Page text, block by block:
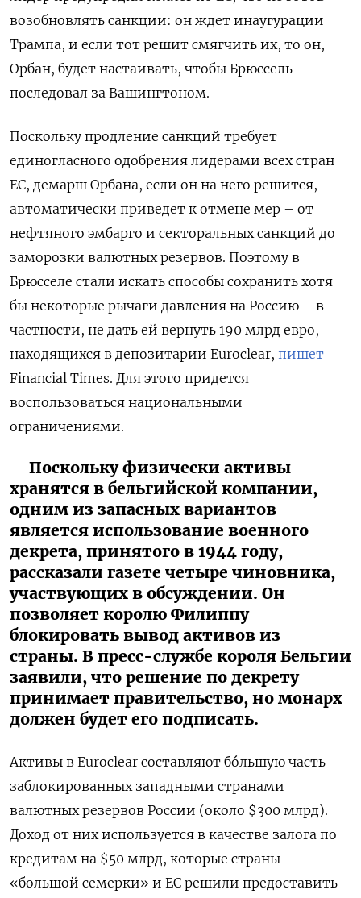
возобновлять санкции: он ждет инаугурации
Трампа, и если тот решит смягчить их, то он,
Орбан, будет настаивать, чтобы Брюссель
последовал за Вашингтоном.
Поскольку продление санкций требует
единогласного одобрения лидерами всех стран
ЕС, демарш Орбана, если он на него решится,
автоматически приведет к отмене мер – от
нефтяного эмбарго и секторальных санкций до
заморозки валютных резервов. Поэтому в
Брюсселе стали искать способы сохранить хотя
бы некоторые рычаги давления на Россию – в
частности, не дать ей вернуть 190 млрд евро,
находящихся в депозитарии Euroclear, пишет
Financial Times. Для этого придется
воспользоваться национальными
ограничениями.
Поскольку физически активы
хранятся в бельгийской компании,
одним из запасных вариантов
является использование военного
декрета, принятого в 1944 году,
рассказали газете четыре чиновника,
участвующих в обсуждении. Он
позволяет королю Филиппу
блокировать вывод активов из
страны. В пресс-службе короля Бельгии
заявили, что решение по декрету
принимает правительство, но монарх
должен будет его подписать.
Активы в Euroclear составляют бóльшую часть
заблокированных западными странами
валютных резервов России (около $300 млрд).
Доход от них используется в качестве залога по
кредитам на $50 млрд, которые страны
«большой семерки» и ЕС решили предоставить